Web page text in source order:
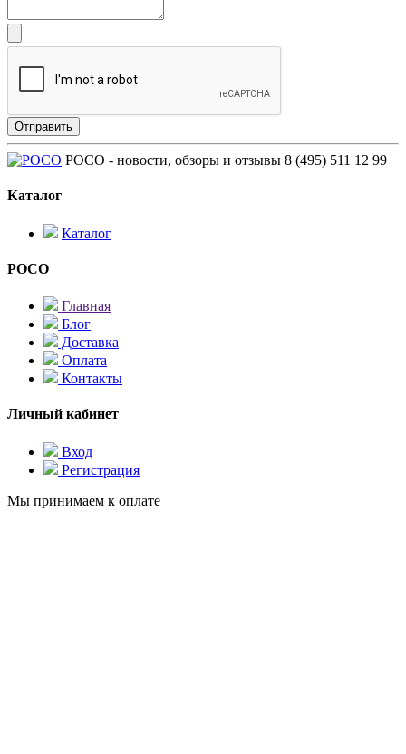
POCO - новости, обзоры и отзывы 8 (495) 511 12 99
Каталог
Каталог
POCO
Главная
Блог
Доставка
Оплата
Контакты
Личный кабинет
Вход
Регистрация
Мы принимаем к оплате